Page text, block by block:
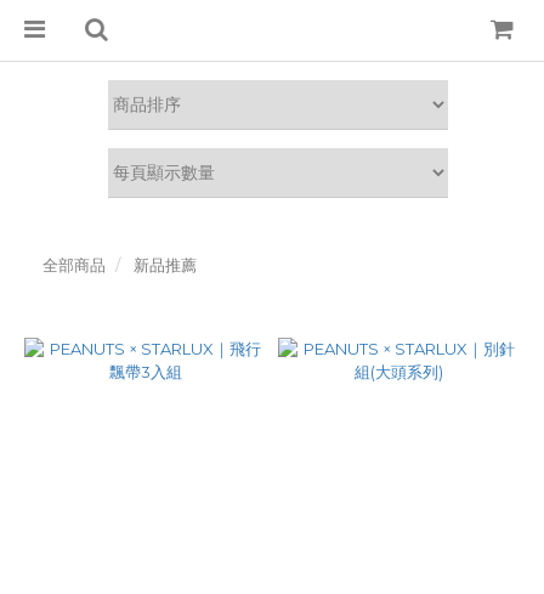
全部商品 新品推薦